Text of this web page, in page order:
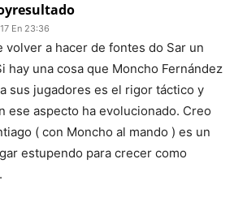
En 23:36
volver a hacer de fontes do Sar un
hay una cosa que Moncho Fernández
sus jugadores es el rigor táctico y
ese aspecto ha evolucionado. Creo
( con Moncho al mando ) es un
estupendo para crecer como